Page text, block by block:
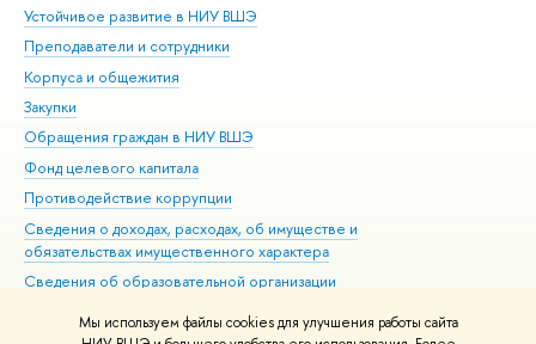
Мы используем файлы cookies для улучшения работы сайта
Устойчивое развитие в НИУ ВШЭ
Преподаватели и сотрудники
Корпуса и общежития
Закупки
Обращения граждан в НИУ ВШЭ
Фонд целевого капитала
Противодействие коррупции
Сведения о доходах, расходах, об имуществе и
обязательствах имущественного характера
Сведения об образовательной организации
Людям с ограниченными возможностями здоровья